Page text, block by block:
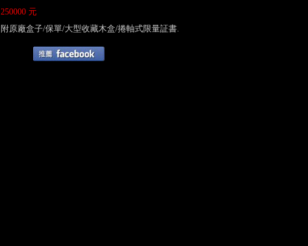
250000 元
附原廠盒子/保單/大型收藏木盒/捲軸式限量証書.